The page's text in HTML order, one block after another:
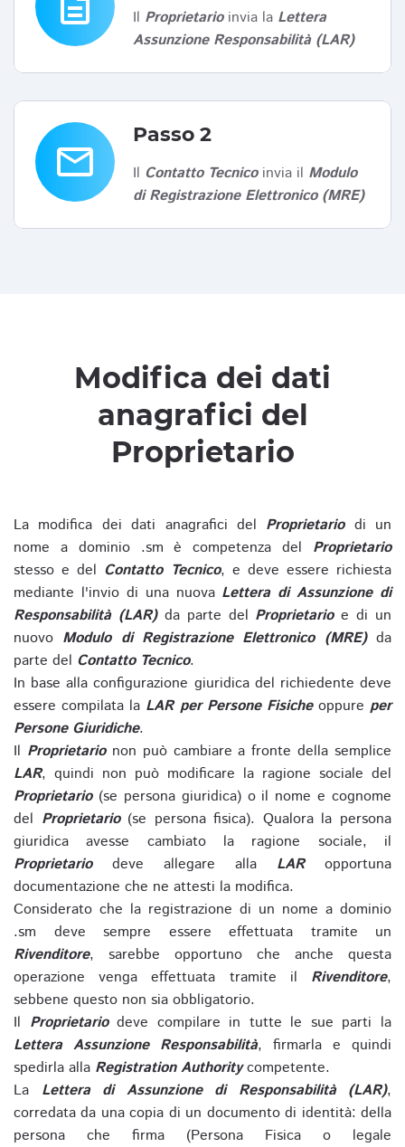
Il Proprietarioinvia la Lettera
Assunzione Responsabilità (LAR)
email
Passo 2
Il Contatto Tecnicoinvia il Modulo
di Registrazione Elettronico (MRE)
Modifica dei dati
anagrafici del
Proprietario
La modifica dei dati anagrafici del Proprietariodi un
nome a dominio .sm è competenza del Proprietario
stesso e del Contatto Tecnico, e deve essere richiesta
mediante l'invio di una nuova Lettera di Assunzione di
Responsabilità (LAR)da parte del Proprietarioe di un
nuovo Modulo di Registrazione Elettronico (MRE)da
parte del Contatto Tecnico.
In base alla configurazione giuridica del richiedente deve
essere compilata la LAR per Persone Fisicheoppure per
Persone Giuridiche.
Il Proprietarionon può cambiare a fronte della semplice
LAR, quindi non può modificare la ragione sociale del
Proprietario(se persona giuridica) o il nome e cognome
del Proprietario(se persona fisica). Qualora la persona
giuridica avesse cambiato la ragione sociale, il
Proprietariodeve allegare alla LARopportuna
documentazione che ne attesti la modifica.
Considerato che la registrazione di un nome a dominio
.sm deve sempre essere effettuata tramite un
Rivenditore, sarebbe opportuno che anche questa
operazione venga effettuata tramite il Rivenditore,
sebbene questo non sia obbligatorio.
Il Proprietariodeve compilare in tutte le sue parti la
Lettera Assunzione Responsabilità, firmarla e quindi
spedirla alla Registration Authoritycompetente.
La Lettera di Assunzione di Responsabilità (LAR),
corredata da una copia di un documento di identità: della
persona che firma (Persona Fisica o legale